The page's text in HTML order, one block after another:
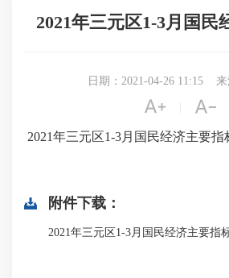
2021年三元区1-3月国民
日期：2021-04-26 11:15
 
2021年三元区1-3月国民经济主要指
附件下载：
2021年三元区1-3月国民经济主要指